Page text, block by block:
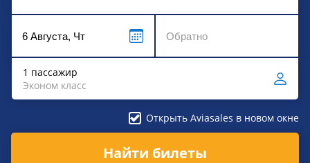
1 пассажир
Эконом класс
Открыть Aviasales в новом окне
Найти билеты